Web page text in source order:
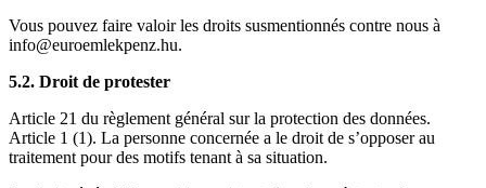
Vous pouvez faire valoir les droits susmentionnés contre nous à
info@euroemlekpenz.hu.
5.2. Droit de protester
Article 21 du règlement général sur la protection des données.
Article 1 (1). La personne concernée a le droit de s’opposer au
traitement pour des motifs tenant à sa situation.